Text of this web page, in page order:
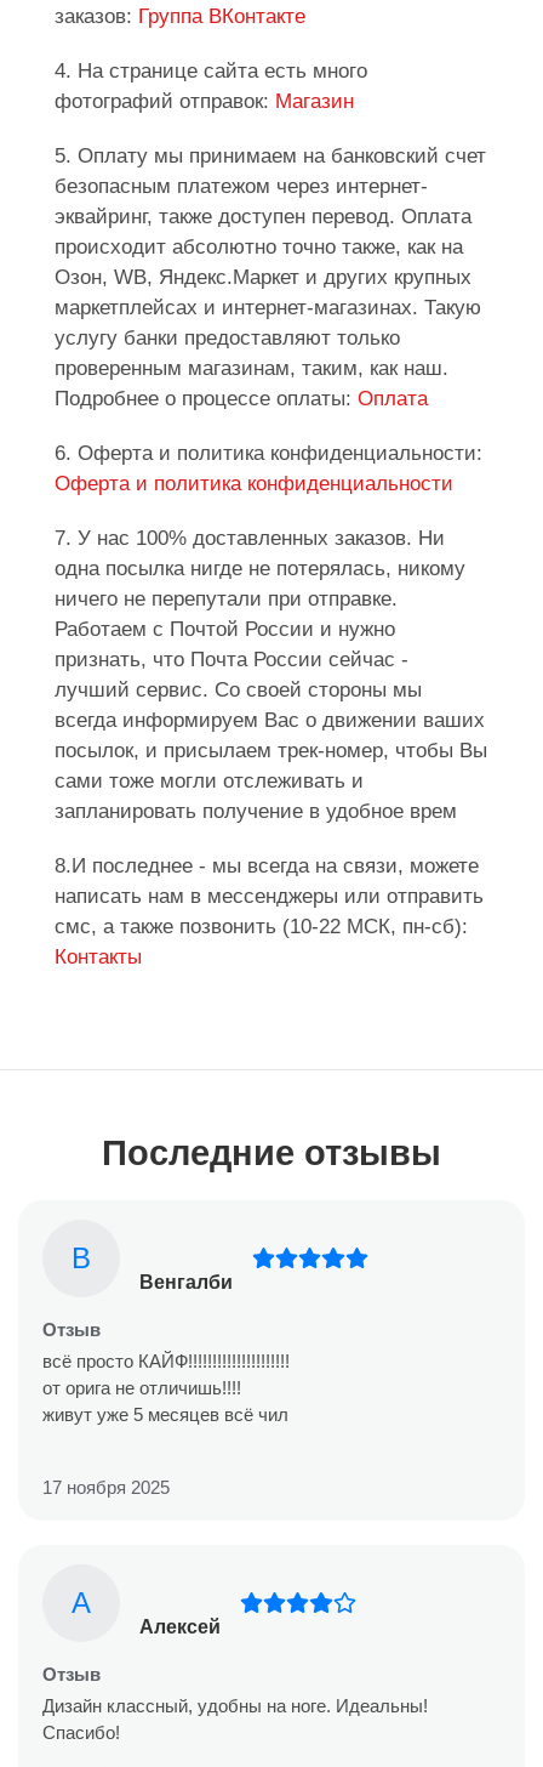
заказов: Группа ВКонтакте
4. На странице сайта есть много
фотографий отправок: Магазин
5. Оплату мы принимаем на банковский счет
безопасным платежом через интернет-
эквайринг, также доступен перевод. Оплата
происходит абсолютно точно также, как на
Озон, WB, Яндекс.Маркет и других крупных
маркетплейсах и интернет-магазинах. Такую
услугу банки предоставляют только
проверенным магазинам, таким, как наш.
Подробнее о процессе оплаты: Оплата
6. Оферта и политика конфиденциальности:
Оферта и политика конфиденциальности
7. У нас 100% доставленных заказов. Ни
одна посылка нигде не потерялась, никому
ничего не перепутали при отправке.
Работаем с Почтой России и нужно
признать, что Почта России сейчас -
лучший сервис. Со своей стороны мы
всегда информируем Вас о движении ваших
посылок, и присылаем трек-номер, чтобы Вы
сами тоже могли отслеживать и
запланировать получение в удобное врем
8.И последнее - мы всегда на связи, можете
написать нам в мессенджеры или отправить
смс, а также позвонить (10-22 МСК, пн-сб):
Контакты
Последние отзывы
В
Венгалби
Отзыв
всё просто КАЙФ!!!!!!!!!!!!!!!!!!!!!
от орига не отличишь!!!!
живут уже 5 месяцев всё чил
17 ноября 2025
А
Алексей
Отзыв
Дизайн классный, удобны на ноге. Идеальны!
Спасибо!